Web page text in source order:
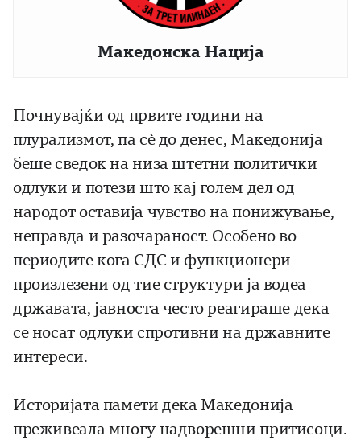
Македонска Нација
Почнувајќи од првите години на
плурализмот, па сè до денес, Македонија
беше сведок на низа штетни политички
одлуки и потези што кај голем дел од
народот оставија чувство на понижување,
неправда и разочараност. Особено во
периодите кога СДС и функционери
произлезени од тие структури ја водеа
државата, јавноста често реагираше дека
се носат одлуки спротивни на државните
интереси.
Историјата памети дека Македонија
преживеала многу надворешни притисоци.